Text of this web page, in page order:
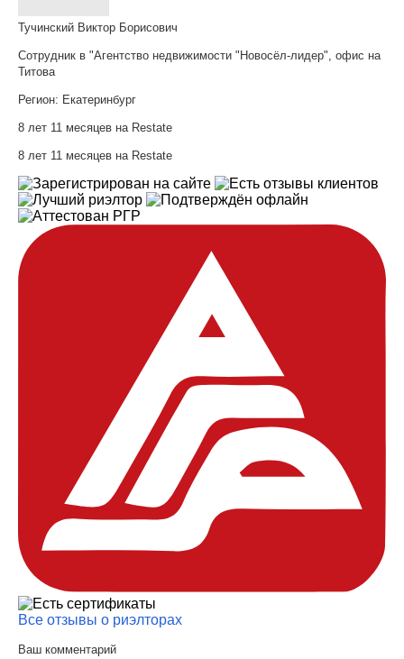
Тучинский Виктор Борисович
Сотрудник в "Агентство недвижимости "Новосёл-лидер", офис на
Титова
Регион: Екатеринбург
8 лет 11 месяцев на Restate
8 лет 11 месяцев на Restate
Все отзывы о риэлторах
Ваш комментарий